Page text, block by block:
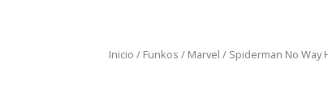
Inicio / Funkos / Marvel / Spiderman No Way